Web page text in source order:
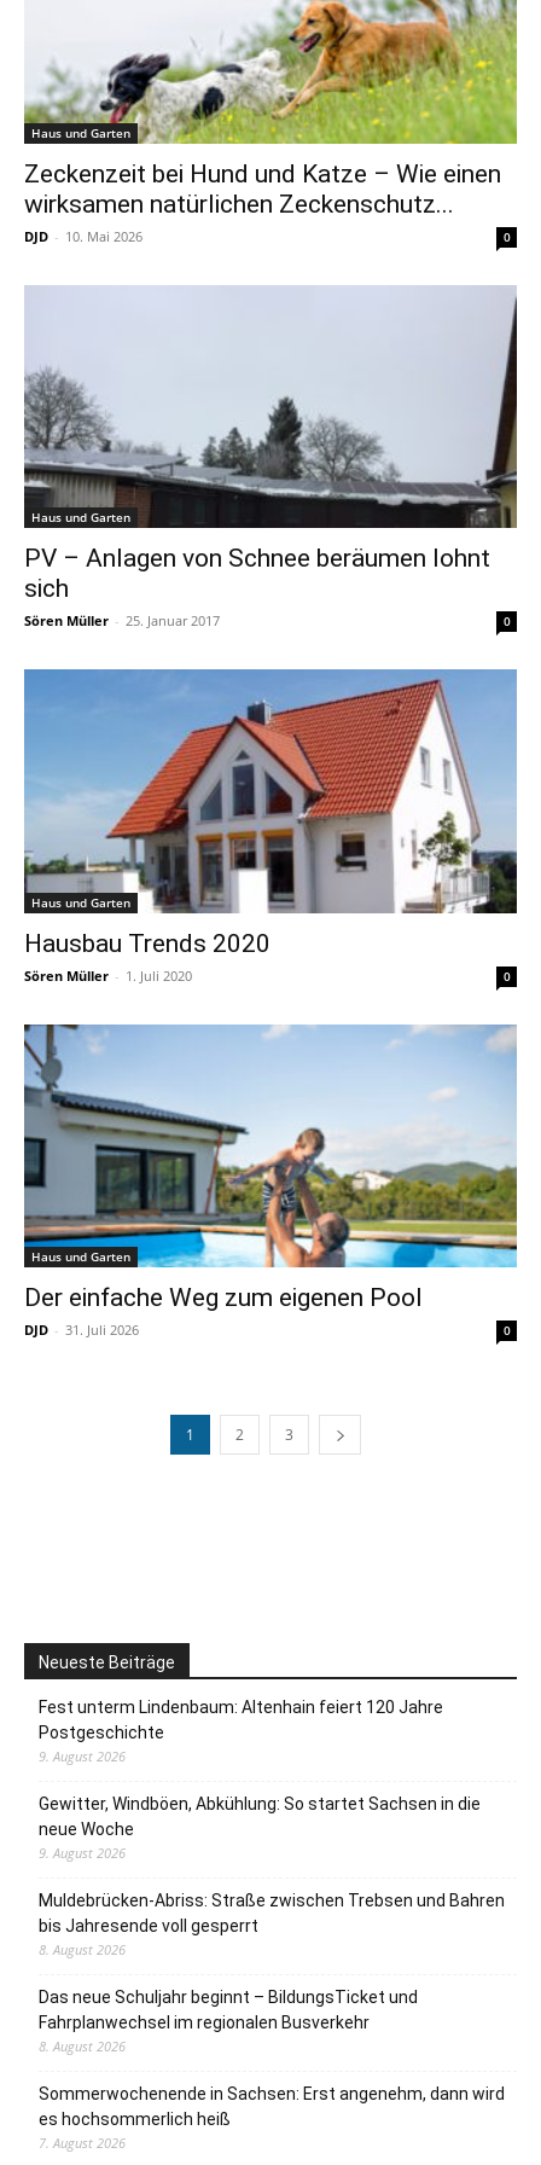
Haus und Garten
Zeckenzeit bei Hund und Katze – Wie einen
wirksamen natürlichen Zeckenschutz...
DJD - 10. Mai 2026 0
Haus und Garten
PV – Anlagen von Schnee beräumen lohnt
sich
Sören Müller - 25. Januar 2017 0
Haus und Garten
Hausbau Trends 2020
Sören Müller - 1. Juli 2020 0
Haus und Garten
Der einfache Weg zum eigenen Pool
DJD - 31. Juli 2026 0
1 2 3
Neueste Beiträge
Fest unterm Lindenbaum: Altenhain feiert 120 Jahre
Postgeschichte
9. August 2026
Gewitter, Windböen, Abkühlung: So startet Sachsen in die
neue Woche
9. August 2026
Muldebrücken-Abriss: Straße zwischen Trebsen und Bahren
bis Jahresende voll gesperrt
8. August 2026
Das neue Schuljahr beginnt – BildungsTicket und
Fahrplanwechsel im regionalen Busverkehr
8. August 2026
Sommerwochenende in Sachsen: Erst angenehm, dann wird
es hochsommerlich heiß
7. August 2026